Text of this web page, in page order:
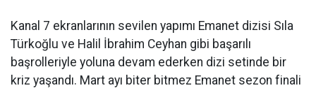
Kanal 7 ekranlarının sevilen yapımı Emanet dizisi Sıla
Türkoğlu ve Halil İbrahim Ceyhan gibi başarılı
başrolleriyle yoluna devam ederken dizi setinde bir
kriz yaşandı. Mart ayı biter bitmez Emanet sezon finali